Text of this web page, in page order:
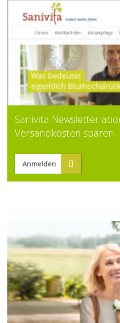
Sanivita Newsletter
Versandkosten sparen
Anmelden